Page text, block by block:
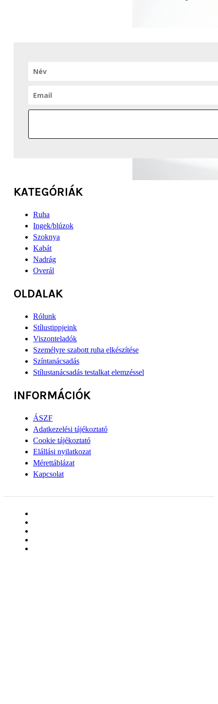
KATEGÓRIÁK
Ruha
Ingek/blúzok
Szoknya
Kabát
Nadrág
Overál
OLDALAK
Rólunk
Stílustippjeink
Viszonteladók
Személyre szabott ruha elkészítése
Színtanácsadás
Stílustanácsadás testalkat elemzéssel
INFORMÁCIÓK
ÁSZF
Adatkezelési tájékoztató
Cookie tájékoztató
Elállási nyilatkozat
Mérettáblázat
Kapcsolat